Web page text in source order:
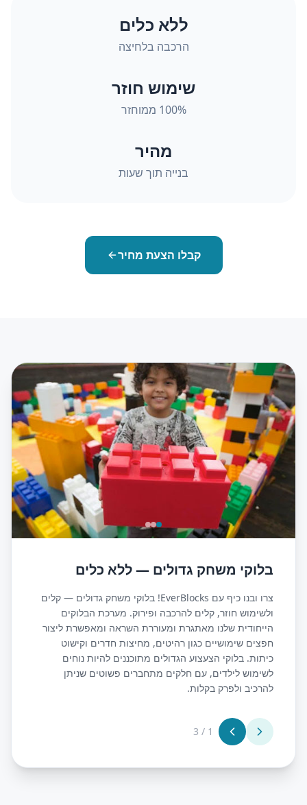
ללא כלים
הרכבה בלחיצה
שימוש חוזר
100% ממוחזר
מהיר
בנייה תוך שעות
קבלו הצעת מחיר
בלוקי משחק גדולים — ללא כלים
צרו ובנו כיף עם EverBlocks! בלוקי משחק גדולים — קלים
ולשימוש חוזר, קלים להרכבה ופירוק. מערכת הבלוקים
הייחודית שלנו מאתגרת ומעוררת השראה ומאפשרת ליצור
חפצים שימושיים כגון רהיטים, מחיצות חדרים וקישוט
כיתות. בלוקי הצעצוע הגדולים מתוכננים להיות נוחים
לשימוש לילדים, עם חלקים מתחברים פשוטים שניתן
להרכיב ולפרק בקלות.
1
/
3